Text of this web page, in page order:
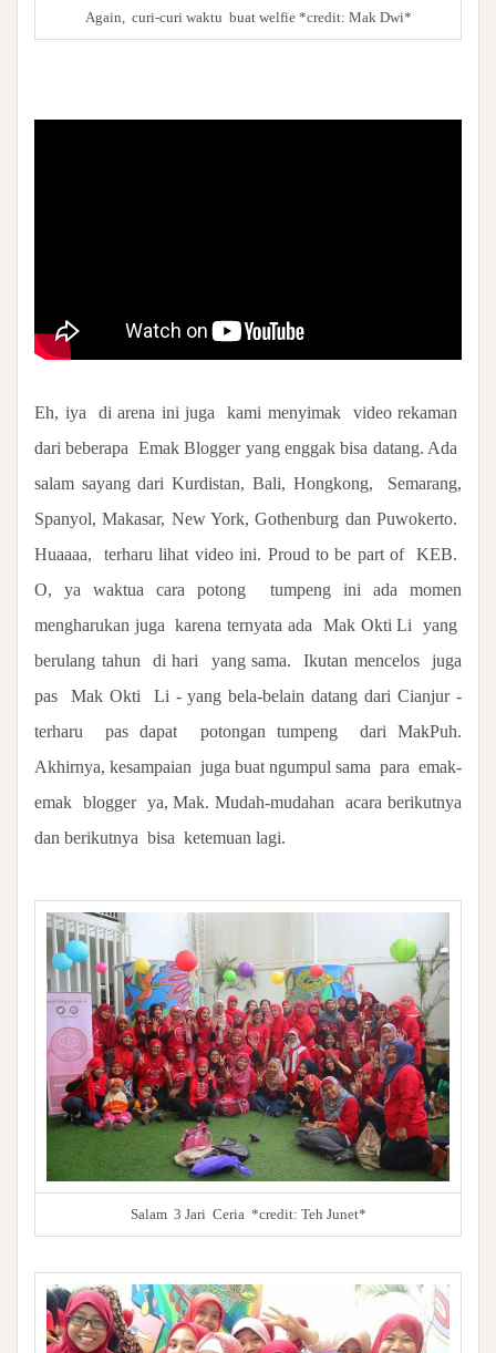
Again, curi-curi waktu buat welfie *credit: Mak Dwi*
Eh, iya di arena ini juga kami menyimak
video rekaman
dari beberapa Emak Blogger yang enggak bisa datang. Ada
salam sayang dari Kurdistan, Bali, Hongkong,
Semarang,
Spanyol, Makasar, New York, Gothenburg dan Puwokerto.
Huaaaa,
terharu lihat video ini. Proud to be part of
KEB.
O, ya waktua cara potong
tumpeng ini ada momen
mengharukan juga
karena ternyata ada Mak Okti Li
yang
berulang tahun
di hari yang sama. Ikutan mencelos
juga
pas
Mak Okti Li -yang bela-belain datang dari Cianjur -
terharu
pas dapat potongan tumpeng
dari MakPuh.
Akhirnya, kesampaian juga buat ngumpul sama para emak-
emak blogger ya, Mak. Mudah-mudahan
acara berikutnya
dan berikutnya bisa ketemuan lagi.
Salam 3 Jari Ceria *credit: Teh Junet*